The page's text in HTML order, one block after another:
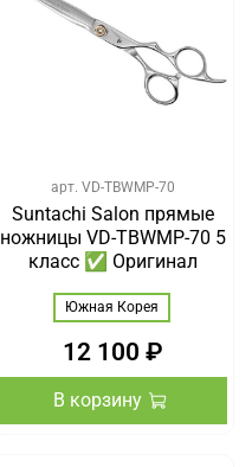
арт. VD-TBWMP-70
Suntachi Salon прямые
ножницы VD-TBWMP-70 5
класс ✅ Оригинал
Южная Корея
12 100 ₽
В корзину